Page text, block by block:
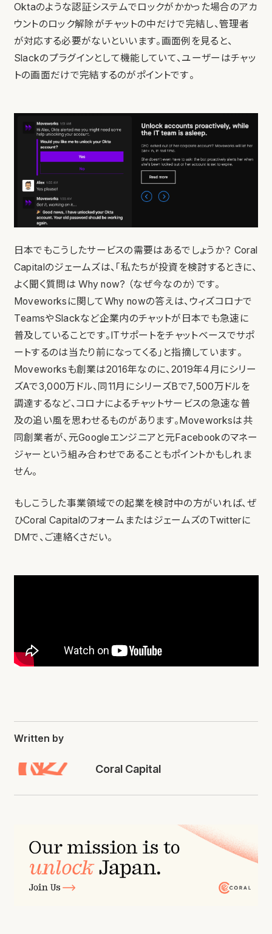
Oktaのような認証システムでロックがかかった場合のアカ
ウントのロック解除がチャットの中だけで完結し、管理者
が対応する必要がないといいます。画面例を見ると、
Slackのプラグインとして機能していて、ユーザーはチャッ
トの画面だけで完結するのがポイントです。
日本でもこうしたサービスの需要はあるでしょうか？ Coral
Capitalのジェームズは、「私たちが投資を検討するときに、
よく聞く質問は Why now? （なぜ今なのか）です。
Moveworksに関してWhy nowの答えは、ウィズコロナで
TeamsやSlackなど企業内のチャットが日本でも急速に
普及していることです。ITサポートをチャットベースでサポ
ートするのは当たり前になってくる」と指摘しています。
Moveworksも創業は2016年なのに、2019年4月にシリー
ズAで3,000万ドル、同11月にシリーズBで7,500万ドルを
調達するなど、コロナによるチャットサービスの急速な普
及の追い風を思わせるものがあります。Moveworksは共
同創業者が、元Googleエンジニアと元Facebookのマネー
ジャーという組み合わせであることもポイントかもしれま
せん。
もしこうした事業領域での起業を検討中の方がいれば、ぜ
ひCoral CapitalのフォームまたはジェームズのTwitterに
DMで、ご連絡くさだい。
Written by
Coral Capital